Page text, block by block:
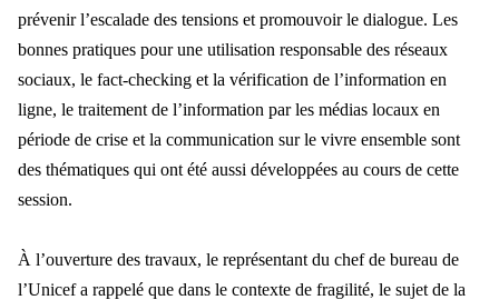
prévenir l’escalade des tensions et promouvoir le dialogue. Les
bonnes pratiques pour une utilisation responsable des réseaux
sociaux, le fact-checking et la vérification de l’information en
ligne, le traitement de l’information par les médias locaux en
période de crise et la communication sur le vivre ensemble sont
des thématiques qui ont été aussi développées au cours de cette
session.
À l’ouverture des travaux, le représentant du chef de bureau de
l’Unicef a rappelé que dans le contexte de fragilité, le sujet de la